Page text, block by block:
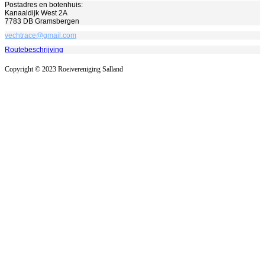
Postadres en botenhuis:
Kanaaldijk West 2A
7783 DB Gramsbergen
vechtrace@gmail.com
Routebeschrijving
Copyright © 2023 Roeivereniging Salland